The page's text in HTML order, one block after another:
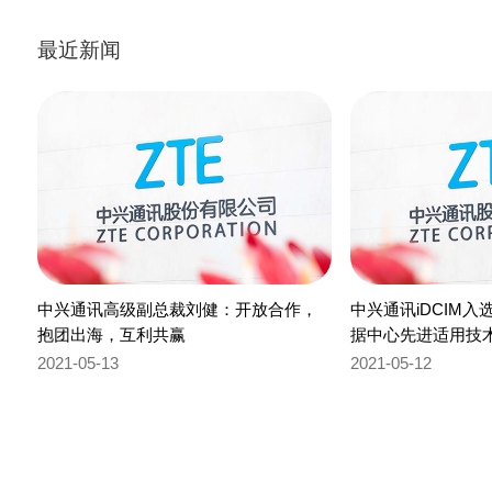
最近新闻
中兴通讯高级副总裁刘健：开放合作，
抱团出海，互利共赢
2021-05-13
中兴通讯iDCIM入
据中心先进适用技
2021-05-12